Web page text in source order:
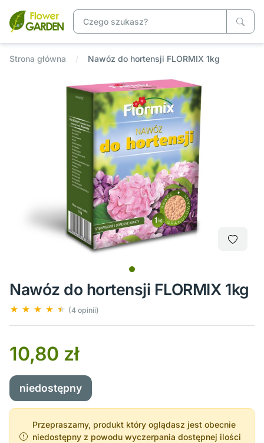
Strona główna Nawóz do hortensji FLORMIX 1kg
Nawóz do hortensji FLORMIX 1kg
(4 opinii)
10,80 zł
niedostępny
Przepraszamy, produkt który oglądasz jest obecnie
niedostępny z powodu wyczerpania dostępnej ilości